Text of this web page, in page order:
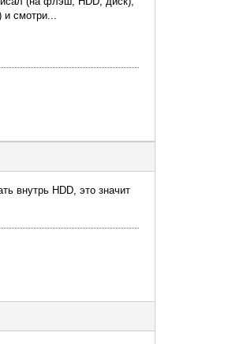
и смотри...
внутрь HDD, это значит